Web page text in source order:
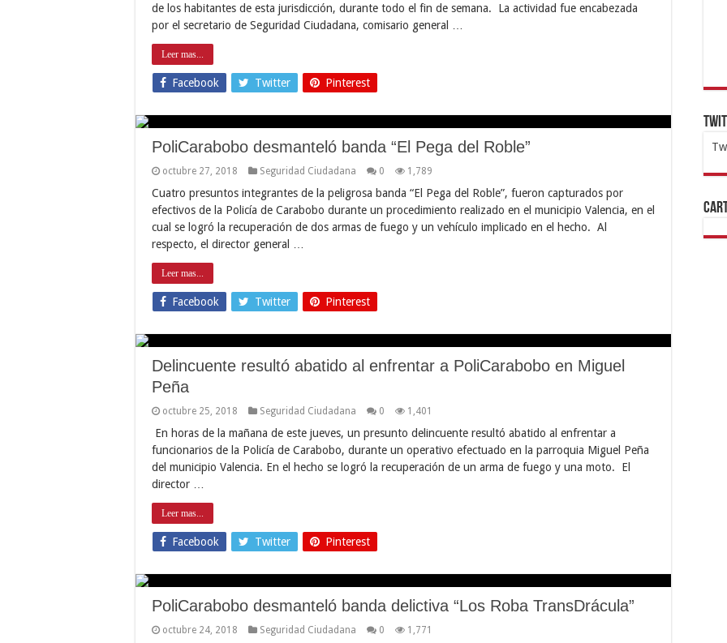
de los habitantes de esta jurisdicción, durante todo el fin de semana. La actividad fue encabezada
por el secretario de Seguridad Ciudadana, comisario general …
Leer mas...
Facebook Twitter Pinterest
PoliCarabobo desmanteló banda “El Pega del Roble”
octubre 27, 2018 Seguridad Ciudadana 0 1,789
Cuatro presuntos integrantes de la peligrosa banda “El Pega del Roble”, fueron capturados por
efectivos de la Policía de Carabobo durante un procedimiento realizado en el municipio Valencia, en el
cual se logró la recuperación de dos armas de fuego y un vehículo implicado en el hecho. Al
respecto, el director general …
Leer mas...
Facebook Twitter Pinterest
Delincuente resultó abatido al enfrentar a PoliCarabobo en Miguel
Peña
octubre 25, 2018 Seguridad Ciudadana 0 1,401
En horas de la mañana de este jueves, un presunto delincuente resultó abatido al enfrentar a
funcionarios de la Policía de Carabobo, durante un operativo efectuado en la parroquia Miguel Peña
del municipio Valencia. En el hecho se logró la recuperación de un arma de fuego y una moto. El
director …
Leer mas...
Facebook Twitter Pinterest
PoliCarabobo desmanteló banda delictiva “Los Roba TransDrácula”
octubre 24, 2018 Seguridad Ciudadana 0 1,771